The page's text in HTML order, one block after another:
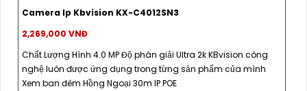
Camera Ip Kbvision KX-C4012SN3
2,269,000 VNĐ
Chất Lượng Hình 4.0 MP Độ phân giải Ultra 2k KBvision công
nghệ luôn được ứng dụng trong từng sản phẩm của mình
Xem ban đêm Hồng Ngoại 30m IP POE